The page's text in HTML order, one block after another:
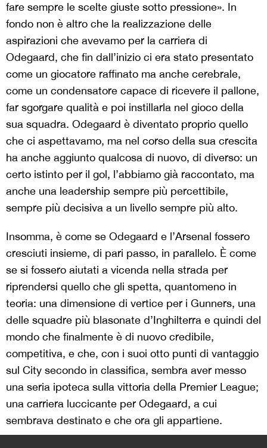
fare sempre le scelte giuste sotto pressione». In
fondo non è altro che la realizzazione delle
aspirazioni che avevamo per la carriera di
Odegaard, che fin dall’inizio ci era stato presentato
come un giocatore raffinato ma anche cerebrale,
come un condensatore capace di ricevere il pallone,
far sgorgare qualità e poi instillarla nel gioco della
sua squadra. Odegaard è diventato proprio quello
che ci aspettavamo, ma nel corso della sua crescita
ha anche aggiunto qualcosa di nuovo, di diverso: un
certo istinto per il gol, l’abbiamo già raccontato, ma
anche una leadership sempre più percettibile,
sempre più decisiva a un livello sempre più alto.
Insomma, è come se Odegaard e l’Arsenal fossero
cresciuti insieme, di pari passo, in parallelo. È come
se si fossero aiutati a vicenda nella strada per
riprendersi quello che gli spetta, quantomeno in
teoria: una dimensione di vertice per i Gunners, una
delle squadre più blasonate d’Inghilterra e quindi del
mondo che finalmente è di nuovo credibile,
competitiva, e che, con i suoi otto punti di vantaggio
sul City secondo in classifica, sembra aver messo
una seria ipoteca sulla vittoria della Premier League;
una carriera luccicante per Odegaard, a cui
sembrava destinato e che ora gli appartiene.